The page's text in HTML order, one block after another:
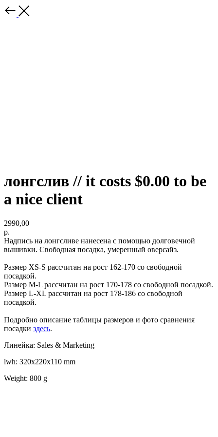
лонгслив // it costs $0.00 to be
a nice client
2990,00
р.
Надпись на лонгсливе нанесена с помощью долговечной
вышивки. Свободная посадка, умеренный оверсайз.
Размер XS-S рассчитан на рост 162-170 со свободной
посадкой.
Размер M-L рассчитан на рост 170-178 со свободной посадкой.
Размер L-XL рассчитан на рост 178-186 со свободной
посадкой.
Подробно описание таблицы размеров и фото сравнения
посадки здесь.
Линейка: Sales & Marketing
lwh: 320x220x110 mm
Weight: 800 g